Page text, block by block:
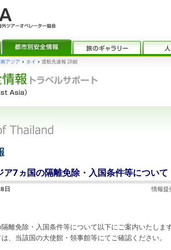
アジア › タイ › 渡航先速報 詳細
ア7ヵ国の隔離免除・入国条件等について
日 情報提
離免除・入国条件等について以下にご案内いたします
、当該国の大使館・領事館等にてご確認ください。